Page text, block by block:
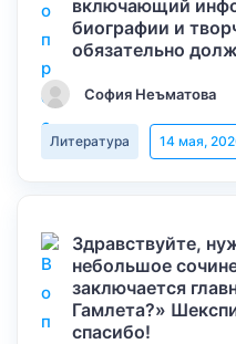
включающий
биографии и
обязательно
София Неъматова
Литература 14 мая,
Здравствуйте,
небольшое
заключается
Гамлета?»
спасибо!